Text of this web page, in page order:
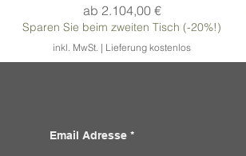
ab 2.104,00 €
Sale-Preis
Sparen Sie beim zweiten Tisch (-20%!)
inkl. MwSt. | Lieferung kostenlos
Email Adresse